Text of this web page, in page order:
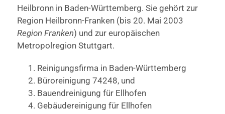
Heilbronn in Baden-Württemberg. Sie gehört zur
Region Heilbronn-Franken (bis 20. Mai 2003
Region Franken) und zur europäischen
Metropolregion Stuttgart.
Reinigungsfirma in Baden-Württemberg
Büroreinigung 74248, und
Bauendreinigung für Ellhofen
Gebäudereinigung für Ellhofen